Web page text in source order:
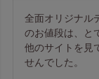
全面オリジナル
のお値段は、と
他のサイトを見
せんでした。